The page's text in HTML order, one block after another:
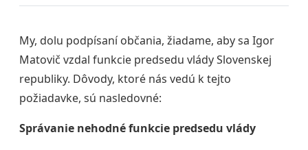
My, dolu podpísaní občania, žiadame, aby sa Igor
Matovič vzdal funkcie predsedu vlády Slovenskej
republiky. Dôvody, ktoré nás vedú k tejto
požiadavke, sú nasledovné:
Správanie nehodné funkcie predsedu vlády